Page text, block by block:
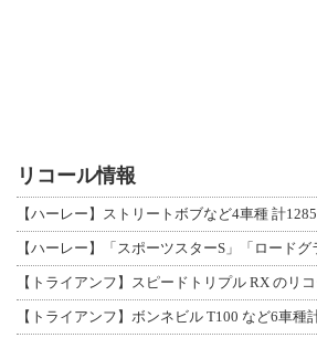
リコール情報
【ハーレー】ストリートボブなど4車種 計
【トライアンフ】スピードトリプル RX のリ